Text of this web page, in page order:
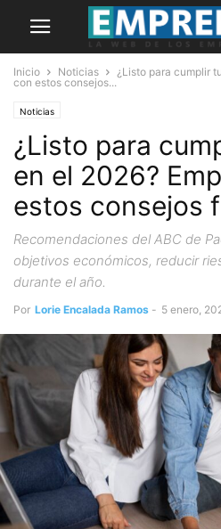
Inicio Noticias
¿Listo para cumplir
con estos consejos...
Noticias
¿Listo para
en el 2026?
estos consejos
Recomendaciones del ABC de
objetivos económicos, reducir
durante el año.
Por Lorie Encalada Ramos - 5 enero,